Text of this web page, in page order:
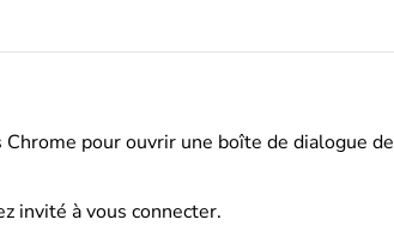
Chrome pour ouvrir une boîte de dialogue de
invité à vous connecter.